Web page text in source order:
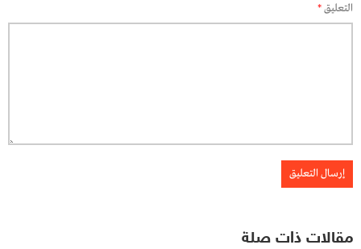
التعليق*
مقالات ذات صلة